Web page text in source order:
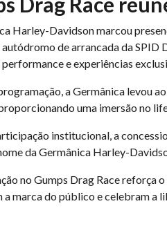
Harley-Davidson marcou
de arrancada da SPID
e experiências
a Germânica levou
uma imersão no
institucional, a
da Germânica Harley-
no Gumps Drag Race reforça
a marca do público e celebram a